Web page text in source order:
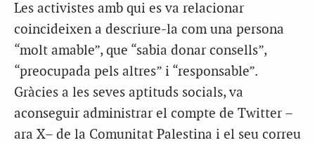
Les activistes amb qui es va relacionar
coincideixen a descriure-la com una persona
“molt amable”, que “sabia donar consells”,
“preocupada pels altres” i “responsable”.
Gràcies a les seves aptituds socials, va
aconseguir administrar el compte de Twitter –
ara X– de la Comunitat Palestina i el seu correu